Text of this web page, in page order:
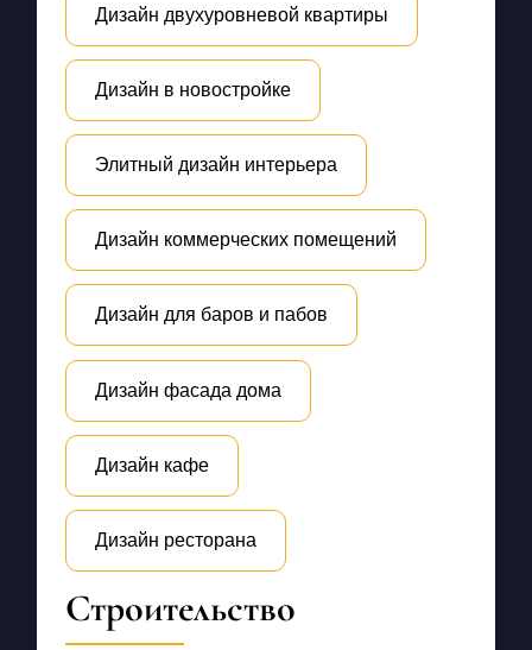
Дизайн двухуровневой квартиры
Дизайн в новостройке
Элитный дизайн интерьера
Дизайн коммерческих помещений
Дизайн для баров и пабов
Дизайн фасада дома
Дизайн кафе
Дизайн ресторана
Строительство